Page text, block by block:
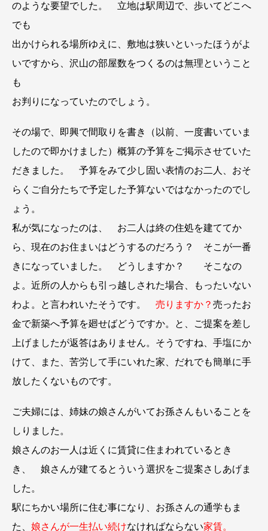
のような要望でした。 立地は駅周辺で、歩いてどこへ
でも
出かけられる場所ゆえに、敷地は狭いといったほうがよ
いですから、沢山の部屋数をつくるのは無理ということ
も
お判りになっていたのでしょう。
その場で、即興で間取りを書き（以前、一度書いていま
したので即かけました）概算の予算をご掲示させていた
だきました。 予算をみて少し固い表情のお二人、おそ
らくご自分たちで予定した予算ないではなかったのでし
ょう。
私が気になったのは、 お二人は終の住処を建ててか
ら、現在のお住まいはどうするのだろう？ そこが一番
きになっていました。 どうしますか？ そこなの
よ。近所の人からも引っ越しされた場合、もったいない
わよ。と言われいたそうです。 売りますか？ 売ったお
金で新築へ予算を廻せばどうですか。と、ご提案を差し
上げましたが返答はありません。そうですね、手塩にか
けて、また、苦労して手にいれた家、だれでも簡単に手
放したくないものです。
ご夫婦には、姉妹の娘さんがいてお孫さんもいることを
しりました。
娘さんのお一人は近くに賃貸に住まわれているとき
き、 娘さんが建てるとういう選択をご提案さしあげま
した。
駅にちかい場所に住む事になり、お孫さんの通学もま
た、 娘さんが一生払い続けなければならない家賃。